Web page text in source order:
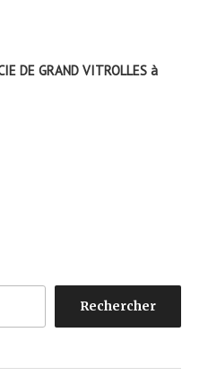
DE GRAND VITROLLES à
Rechercher